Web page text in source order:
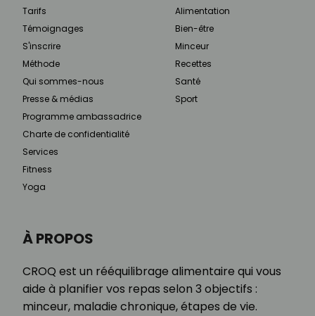
À PROPOS
CROQ est un rééquilibrage alimentaire qui vous
aide à planifier vos repas selon 3 objectifs :
minceur, maladie chronique, étapes de vie.
Tarifs
Témoignages
S'inscrire
Méthode
Qui sommes-nous
Presse & médias
Programme ambassadrice
Charte de confidentialité
Services
Fitness
Yoga
Alimentation
Bien-être
Minceur
Recettes
Santé
Sport